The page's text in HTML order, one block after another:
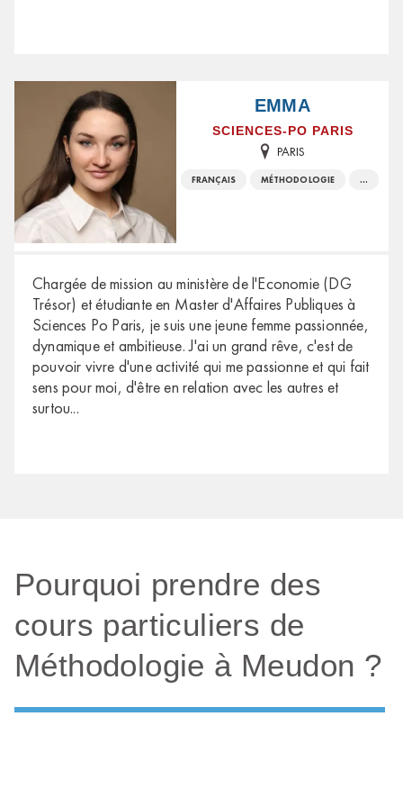
EMMA
SCIENCES-PO PARIS
PARIS
FRANÇAIS MÉTHODOLOGIE ...
Chargée de mission au ministère de l'Economie (DG
Trésor) et étudiante en Master d'Affaires Publiques à
Sciences Po Paris, je suis une jeune femme passionnée,
dynamique et ambitieuse. J'ai un grand rêve, c'est de
pouvoir vivre d'une activité qui me passionne et qui fait
sens pour moi, d'être en relation avec les autres et
surtou...
Pourquoi prendre des
cours particuliers de
Méthodologie à Meudon ?